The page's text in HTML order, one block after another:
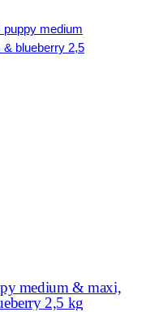
medium & maxi,
2,5 kg